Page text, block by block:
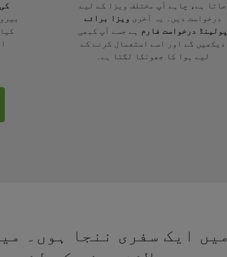
جاتا ہے، چاہے آپ مختلف ویزا کے لیے
درخواست دیں۔ یہ آخری ویزا برائے
پولینڈ درخواست فارم
ہے جسے آپ کبھی
دیکھیں گے اور اسے استعمال کرنے کے
لیے ہوا کا جھونکا لگتا ہے۔
میں ایک سفری ننجا ہوں۔